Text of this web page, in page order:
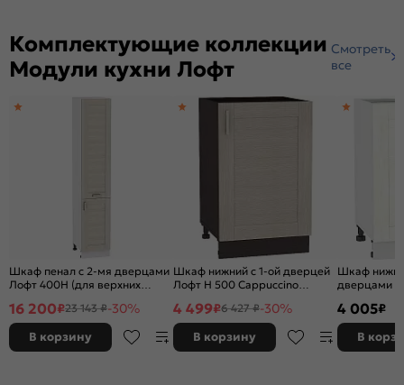
Комплектующие коллекции
Модули кухни Лофт
Смотреть
все
Шкаф пенал с 2-мя дверцами
Лофт 400Н (для верхних
Cappuccino Veralinga-Белый
16 200₽23 143 ₽-30%
В корзину
Шкаф нижний с 1-ой дверцей
Лофт Н 500 Cappuccino
4 499₽6 427 ₽-30%
В корзину
Шкаф
дверцами
4 005₽
В